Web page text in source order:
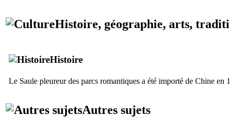
Histoire, géographie, arts,
Histoire
Le Saule pleureur des parcs romantiques a été importé de Chine en
Autres sujets